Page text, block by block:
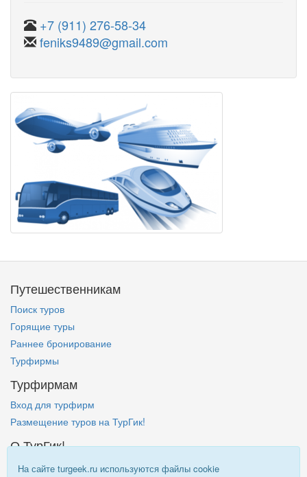
+7 (911) 276-58-34
feniks9489@gmail.com
На сайте turgeek.ru используются файлы cookie
Путешественникам
Поиск туров
Горящие туры
Раннее бронирование
Турфирмы
Турфирмам
Вход для турфирм
Размещение туров на ТурГик!
О ТурГик!
Кто такой ТурГик?